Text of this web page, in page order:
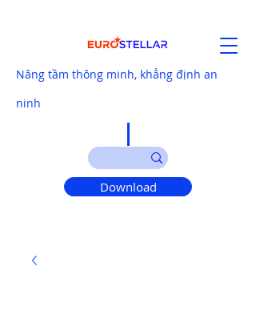
Nâng tầm thông minh, khẳng định an
ninh
Download